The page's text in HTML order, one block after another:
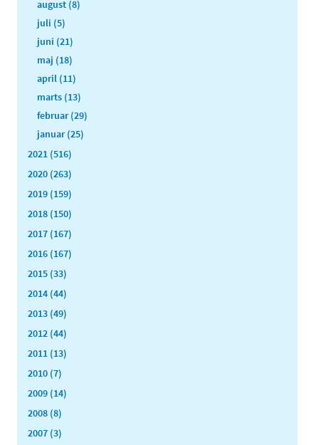
august (8)
juli (5)
juni (21)
maj (18)
april (11)
marts (13)
februar (29)
januar (25)
2021 (516)
2020 (263)
2019 (159)
2018 (150)
2017 (167)
2016 (167)
2015 (33)
2014 (44)
2013 (49)
2012 (44)
2011 (13)
2010 (7)
2009 (14)
2008 (8)
2007 (3)